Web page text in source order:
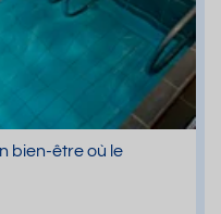
bien-être où le